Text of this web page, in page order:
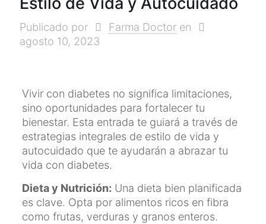
Publicado por Farma Doctor en
agosto 10, 2023
Vivir con diabetes no significa limitaciones,
sino oportunidades para fortalecer tu
bienestar. Esta entrada te guiará a través de
estrategias integrales de estilo de vida y
autocuidado que te ayudarán a abrazar tu
vida con diabetes.
Dieta y Nutrición: Una dieta bien planificada
es clave. Opta por alimentos ricos en fibra
como frutas, verduras y granos enteros.